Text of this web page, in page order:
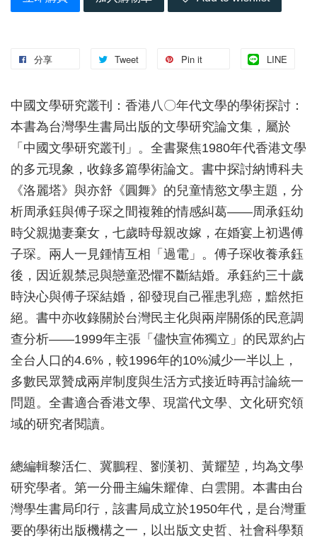
分享 Tweet Pin it LINE
中國文學研究叢刊：香港八〇年代文學的學術探討：
本書為台灣學生書局出版的文學研究論文集，屬於
「中國文學研究叢刊」。全書聚焦1980年代香港文學
的多元現象，收錄多篇學術論文。書中探討納博科夫
《洛麗塔》與亦舒《圓舞》的兒童情慾文學主題，分
析周承鈺與傅子琛之間複雜的情感糾葛——周承鈺幼
時父親拋妻棄女，七歲時母親改嫁，在婚宴上初遇傅
子琛。兩人一見鍾情互相「過電」。傅子琛收養承鈺
後，因近親禁忌與戀童恐懼不斷結婚。承鈺約三十歲
時決心與傅子琛結婚，卻發現自己罹患乳癌，黯然拒
絕。書中亦收錄關於台灣民主化與兩岸關係的民意調
查分析——1999年主張「儘快宣佈獨立」的民眾約占
全台人口的4.6%，較1996年的10%減少一半以上，
多數民眾贊成兩岸制度與生活方式接近時再討論統一
問題。全書適合香港文學、現當代文學、文化研究領
域的研究者閱讀。
總編輯黎活仁、冀鵬程、劉漢初、黃耀堃，均為文學
研究學者。第一分冊主編朱耀偉、白雲開。本書由台
灣學生書局印行，該書局成立於1950年代，是台灣重
要的學術出版機構之一，以出版文史哲、社會科學類